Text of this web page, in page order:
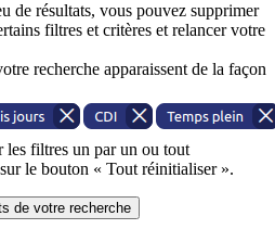
de résultats, vous pouvez supprimer
filtres et critères et relancer votre
recherche apparaissent de la façon
les filtres un par un ou tout
le bouton « Tout réinitialiser ».
de votre recherche